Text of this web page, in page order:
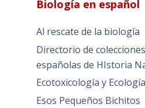
Biología en español
Al rescate de la biología
Directorio de
españolas de HIstoria
Ecotoxicología y Ecología
Esos Pequeños Bichitos